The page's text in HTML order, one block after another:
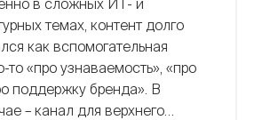
темах, контент долго
как вспомогательная
то «про узнаваемость», «про
поддержку бренда». В
– канал для верхнего